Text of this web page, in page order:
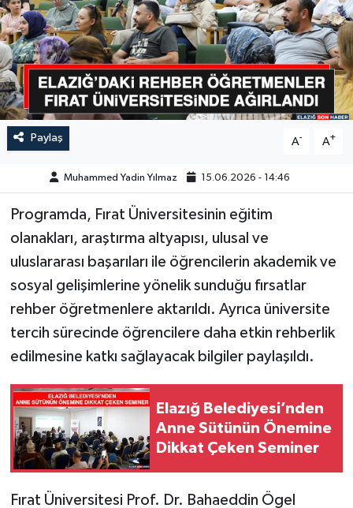
Paylaş A- A+
Muhammed Yadin Yılmaz 15.06.2026 - 14:46
Programda, Fırat Üniversitesinin eğitim
olanakları, araştırma altyapısı, ulusal ve
uluslararası başarıları ile öğrencilerin akademik ve
sosyal gelişimlerine yönelik sunduğu fırsatlar
rehber öğretmenlere aktarıldı. Ayrıca üniversite
tercih sürecinde öğrencilere daha etkin rehberlik
edilmesine katkı sağlayacak bilgiler paylaşıldı.
Elazığ Belediyesi’nden
Anne Sütünün Önemine
Dikkat Çeken Seminer
Fırat Üniversitesi Prof. Dr. Bahaeddin Ögel
MAGAZİN
MEDYA
ÖZEL HABER
POLİTİKA
SAĞLIK
SİYASET
SPOR
TEKNOLOJİ
YAŞAM